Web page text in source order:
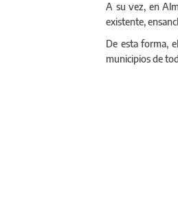
A su vez, en
existente,
De esta forma,
municipios de